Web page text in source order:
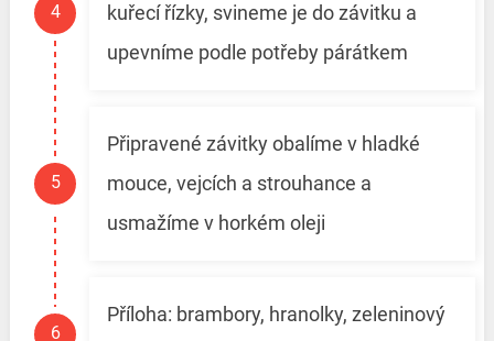
kuřecí řízky, svineme je do závitku a
upevníme podle potřeby párátkem
Připravené závitky obalíme v hladké
mouce, vejcích a strouhance a
usmažíme v horkém oleji
Příloha: brambory, hranolky, zeleninový